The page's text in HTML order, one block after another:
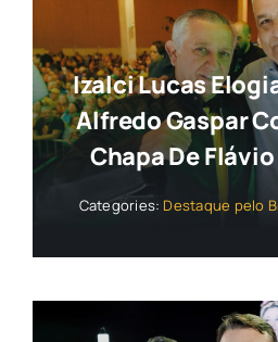
Izalci Lucas
Alfredo Gaspar
Chapa De
Categories: Destaque pelo